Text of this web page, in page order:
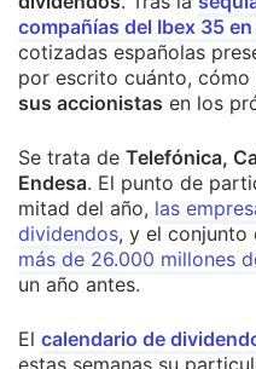
compañías del Ibex 35
cotizadas españolas
por escrito cuánto, cómo
sus accionistas en los
Se trata de Telefónica,
Endesa. El punto de
mitad del año, las
dividendos, y el conjunto
más de 26.000 millones
un año antes.
El calendario de